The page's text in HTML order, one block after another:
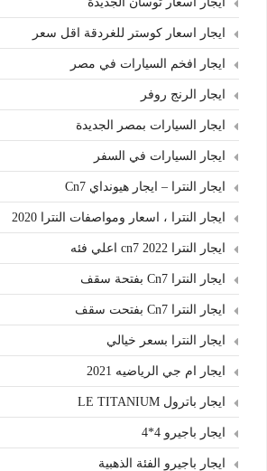
ايجار اسعار كوستر للغردقة اقل سعر
ايجار افخم السيارات في مصر
ايجار الرنج روفر
ايجار السيارات بمصر الجديدة
ايجار السيارات في السفر
ايجار النترا – ايجار هيونداي Cn7
ايجار النترا ، اسعار ومواصفات النترا 2020
ايجار النترا cn7 2022 اعلي فئه
ايجار النترا Cn7 بفتحة سقف
ايجار النترا Cn7 بفتحت سقف
ايجار النترا بسعر خيالي
ايجار ام جي الرياضيه 2021
ايجار باترول LE TITANIUM
ايجار باجيرو 4*4
ايجار باجيرو الفئة الذهبية